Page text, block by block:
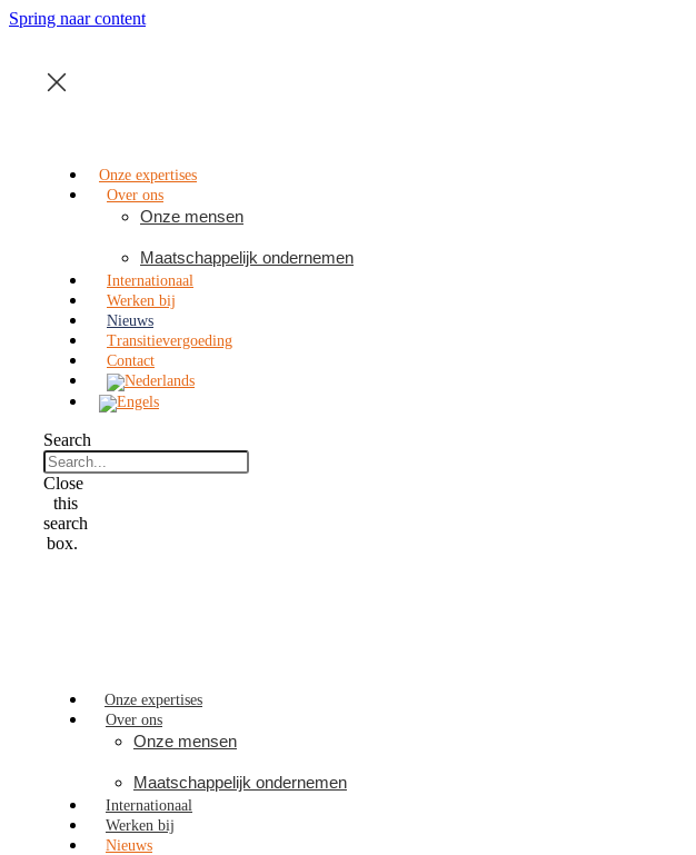
Spring naar content
Onze expertises
Over ons
Onze mensen
Maatschappelijk ondernemen
Internationaal
Werken bij
Nieuws
Transitievergoeding
Contact
Search
Close
this
search
box.
Onze expertises
Over ons
Onze mensen
Maatschappelijk ondernemen
Internationaal
Werken bij
Nieuws